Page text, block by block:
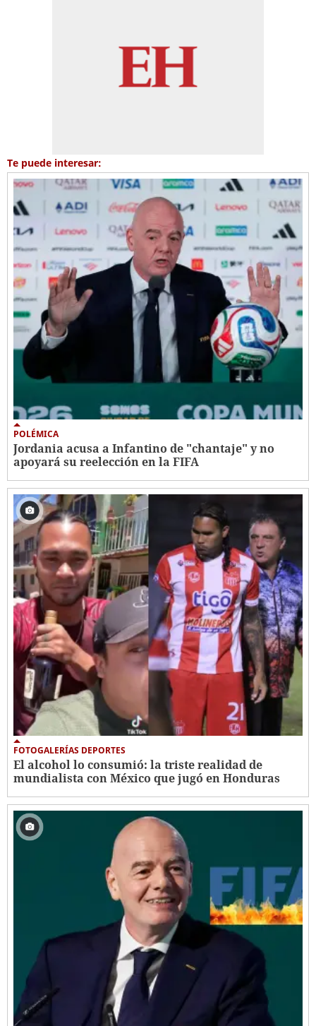
Te puede interesar:
POLÉMICA
Jordania acusa a Infantino de "chantaje" y no
apoyará su reelección en la FIFA
FOTOGALERÍAS DEPORTES
El alcohol lo consumió: la triste realidad de
mundialista con México que jugó en Honduras